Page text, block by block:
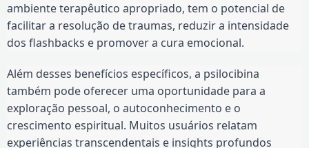
ambiente terapêutico apropriado, tem o potencial de
facilitar a resolução de traumas, reduzir a intensidade
dos flashbacks e promover a cura emocional.
Além desses benefícios específicos, a psilocibina
também pode oferecer uma oportunidade para a
exploração pessoal, o autoconhecimento e o
crescimento espiritual. Muitos usuários relatam
experiências transcendentais e insights profundos